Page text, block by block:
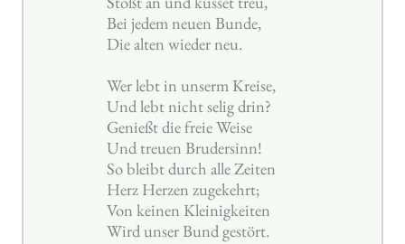
Bei jedem neuen Bunde,
Die alten wieder neu.
Wer lebt in unserm Kreise,
Und lebt nicht selig drin?
Genießt die freie Weise
Und treuen Brudersinn!
So bleibt durch alle Zeiten
Herz Herzen zugekehrt;
Von keinen Kleinigkeiten
Wird unser Bund gestört.